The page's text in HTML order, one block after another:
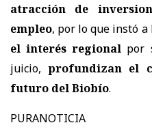
atracción de
empleo, por lo que instó
el interés regional por
juicio,profundizan el
futuro del Biobío.
PURANOTICIA